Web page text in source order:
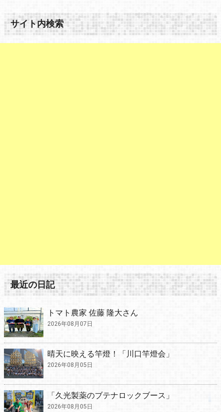
サイト内検索
最近の日記
トマト農家 佐藤 隆大さん
2026年08月07日
晴天に映える竿燈！「川口竿燈会」
2026年08月05日
「久光製薬のブテナロックブース」
2026年08月05日